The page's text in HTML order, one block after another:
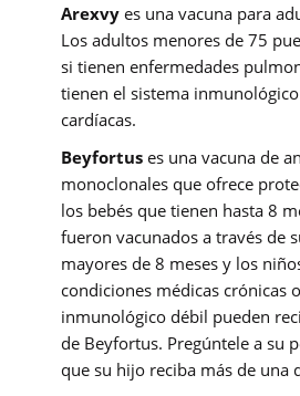
Arexvy es una vacuna para
Los adultos menores de 75
si tienen enfermedades
tienen el sistema
cardíacas.
Beyfortus es una vacuna de
monoclonales que ofrece
los bebés que tienen hasta 8
fueron vacunados a través de
mayores de 8 meses y los
condiciones médicas crónicas
inmunológico débil pueden
de Beyfortus. Pregúntele a su
que su hijo reciba más de una